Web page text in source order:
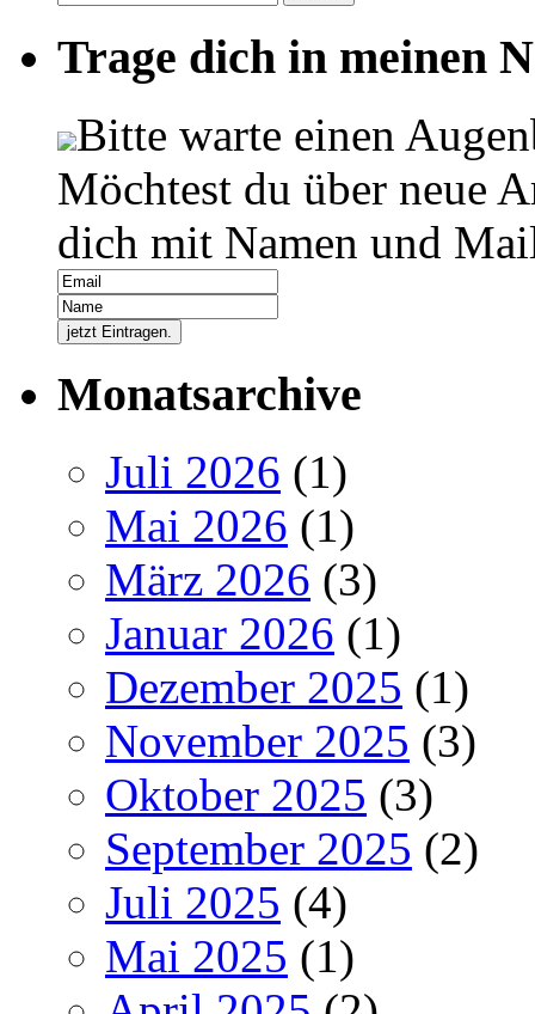
nach:
Trage dich in meinen
Bitte warte einen
Möchtest du über neue
dich mit Namen und
Monatsarchive
Juli 2026 (1)
Mai 2026 (1)
März 2026 (3)
Januar 2026 (1)
Dezember 2025 (1)
November 2025 (3)
Oktober 2025 (3)
September 2025 (2)
Juli 2025 (4)
Mai 2025 (1)